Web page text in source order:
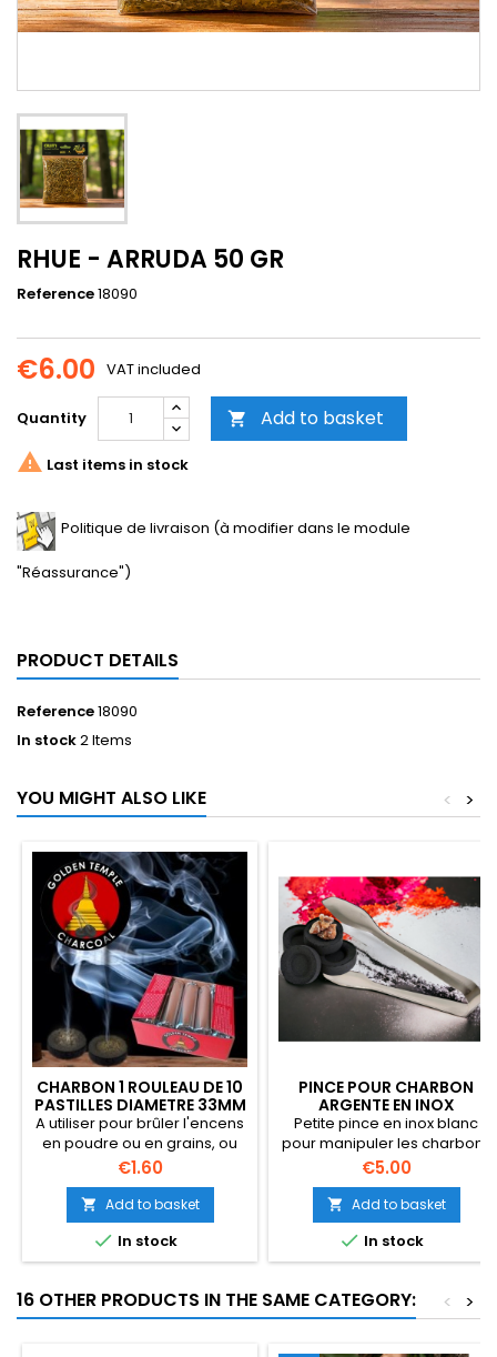
RHUE - ARRUDA 50 GR
Reference18090
€6.00 VAT included
Quantity  Add to basket
 Last items in stock
Politique de livraison (à modifier dans le module
"Réassurance")
PRODUCT DETAILS
Reference18090
In stock2 Items
YOU MIGHT ALSO LIKE >
<
CHARBON 1 ROULEAU DE 10
PASTILLES DIAMETRE 33MM
A utiliser pour brûler l'encens
en poudre ou en grains, ou
pour le hookah. Avantages
de ce charbon ardent :
L'allumage est rapide, sa
combustion dure longtemps
et il brûle sans odeur ni
fumée 1 Rouleau de 10
Price
€1.60
 Add to basket
 In stock
PINCE POUR CHARBON
ARGENTE EN INOX
Petite pince en inox blanc
pour manipuler les charbons
ardents ou les encens
pendant leur combustion.
Dimension : 9,5 cm de long.
Price
€5.00
 Add to basket
 In stock
16 OTHER PRODUCTS IN THE SAME CATEGORY: >
<